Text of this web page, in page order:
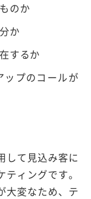
のか
か
するか
ップのコールが
して見込み客に
ィングです。
大変なため、テ